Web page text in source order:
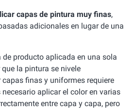
capas de pintura muy finas,
adicionales en lugar de una
de producto aplicada en una sola
la pintura se nivele
finas y uniformes requiere
aplicar el color en varias
entre capa y capa, pero